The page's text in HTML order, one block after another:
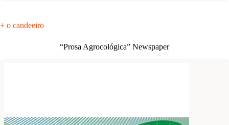
+ o candeeiro
“Prosa Agrocológica” Newspaper